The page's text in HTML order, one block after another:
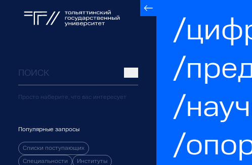
Просто наберите, что вас интересует
Популярные запросы
Списки поступающих
Специальности Институты
/
/
/
/